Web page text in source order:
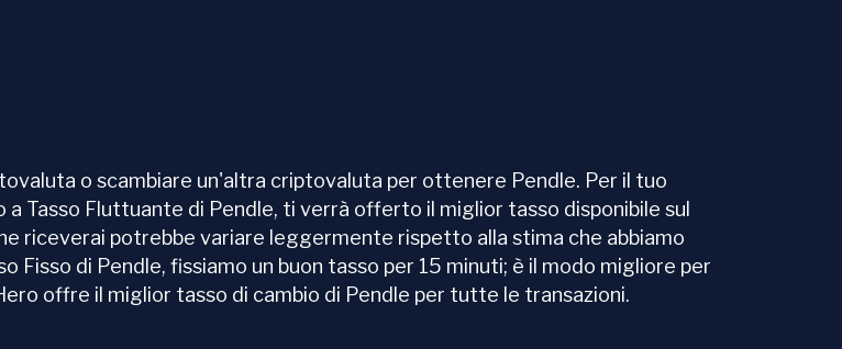
o scambiare un'altra criptovaluta per ottenere Pendle. Per il tuo
Tasso Fluttuante di Pendle, ti verrà offerto il miglior tasso disponibile sul
riceverai potrebbe variare leggermente rispetto alla stima che abbiamo
Fisso di Pendle, fissiamo un buon tasso per 15 minuti; è il modo migliore per
offre il miglior tasso di cambio di Pendle per tutte le transazioni.